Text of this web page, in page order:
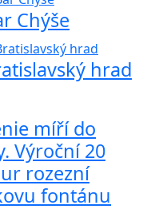
Chýše
hrad
míří do
Výroční 20
rozezní
fontánu